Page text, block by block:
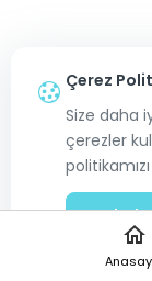
home
Çerez
Size daha
çerezler
Kabul